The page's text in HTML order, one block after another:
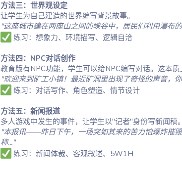
方法三：世界观设定
让学生为自己建造的世界编写背景故事。
"这座城市建在两座山之间的峡谷中，居民们利用瀑布
练习：想象力、环境描写、逻辑自洽
方法四：NPC对话创作
教育版有NPC功能，学生可以给NPC编写对话。这本
"欢迎来到矿工小镇！最近矿洞里出现了奇怪的声音，
练习：对话写作、角色塑造、情节设计
方法五：新闻报道
多人游戏中发生的事件，让学生以"记者"身份写新闻稿。
"本报讯——昨日下午，一场突如其来的苦力怕爆炸摧
称..."
练习：新闻体裁、客观叙述、5W1H